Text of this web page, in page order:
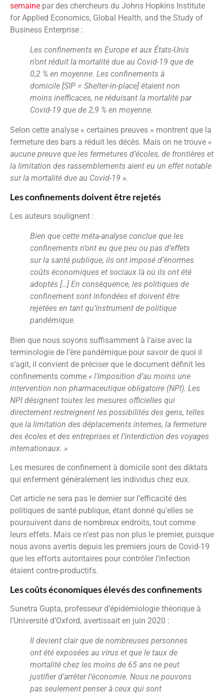
semaine par des chercheurs du Johns Hopkins Institute
for Applied Economics, Global Health, and the Study of
Business Enterprise :
Les confinements en Europe et aux États-Unis
n’ont réduit la mortalité due au Covid-19 que de
0,2 % en moyenne. Les confinements à
domicile [SIP = Shelter-in-place] étaient non
moins inefficaces, ne réduisant la mortalité par
Covid-19 que de 2,9 % en moyenne.
Selon cette analyse « certaines preuves » montrent que la
fermeture des bars a réduit les décès. Mais on ne trouve «
aucune preuve que les fermetures d’écoles, de frontières et
la limitation des rassemblements aient eu un effet notable
sur la mortalité due au Covid-19 ».
Les confinements doivent être rejetés
Les auteurs soulignent :
Bien que cette méta-analyse conclue que les
confinements n’ont eu que peu ou pas d’effets
sur la santé publique, ils ont imposé d’énormes
coûts économiques et sociaux là où ils ont été
adoptés […] En conséquence, les politiques de
confinement sont infondées et doivent être
rejetées en tant qu’instrument de politique
pandémique.
Bien que nous soyons suffisamment à l’aise avec la
terminologie de l’ère pandémique pour savoir de quoi il
s’agit, il convient de préciser que le document définit les
confinements comme « l’imposition d’au moins une
intervention non pharmaceutique obligatoire (NPI). Les
NPI désignent toutes les mesures officielles qui
directement restreignent les possibilités des gens, telles
que la limitation des déplacements internes, la fermeture
des écoles et des entreprises et l’interdiction des voyages
internationaux. »
Les mesures de confinement à domicile sont des diktats
qui enferment généralement les individus chez eux.
Cet article ne sera pas le dernier sur l’efficacité des
politiques de santé publique, étant donné qu’elles se
poursuivent dans de nombreux endroits, tout comme
leurs effets. Mais ce n’est pas non plus le premier, puisque
nous avons avertis depuis les premiers jours de Covid-19
que les efforts autoritaires pour contrôler l’infection
étaient contre-productifs.
Les coûts économiques élevés des confinements
Sunetra Gupta, professeur d’épidémiologie théorique à
l’Université d’Oxford, avertissait en juin 2020 :
Il devient clair que de nombreuses personnes
ont été exposées au virus et que le taux de
mortalité chez les moins de 65 ans ne peut
justifier d’arrêter l’économie. Nous ne pouvons
pas seulement penser à ceux qui sont